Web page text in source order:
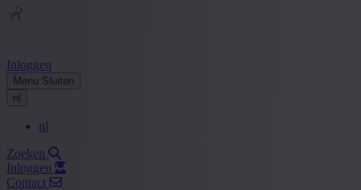
Inloggen
Menu Sluiten
nl
nl
Zoeken
Inloggen
Contact